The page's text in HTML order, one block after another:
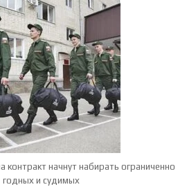
контракт начнут набирать ограниченно
годных и судимых